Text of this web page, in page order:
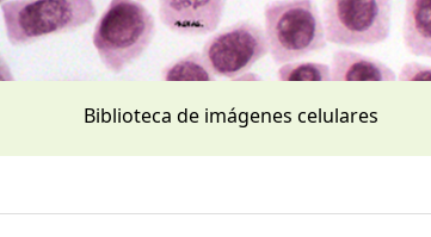
Biblioteca de imágenes celulares